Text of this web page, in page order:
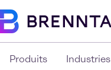
Produits Industries